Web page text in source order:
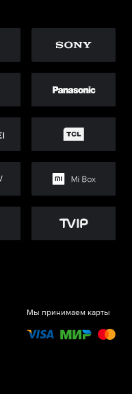
Мы принимаем карты